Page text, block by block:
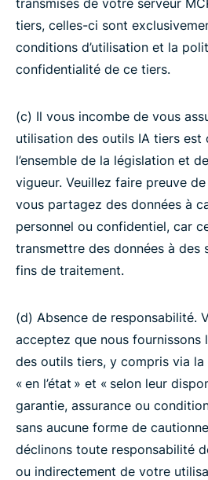
transmises de votre serveur
tiers, celles-ci sont
conditions d’utilisation et la
confidentialité de ce tiers.
(c) Il vous incombe de vous
utilisation des outils IA tiers est
l’ensemble de la législation et
vigueur. Veuillez faire preuve
vous partagez des données à
personnel ou confidentiel, car
transmettre des données à des
fins de traitement.
(d) Absence de responsabilité.
acceptez que nous fournissons
des outils tiers, y compris via
« en l’état » et « selon leur
garantie, assurance ou
sans aucune forme de
déclinons toute responsabilité
ou indirectement de votre